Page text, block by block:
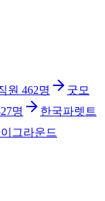
원 462명
굿모
명
한국파렛트
그라운드